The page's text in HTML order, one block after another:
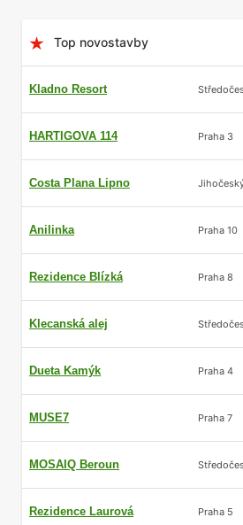
Top novostavby
Kladno Resort
HARTIGOVA 114 Praha 3
Costa Plana Lipno
Anilinka Praha 10
Rezidence Blízká Praha 8
Klecanská alej
Dueta Kamýk Praha 4
MUSE7 Praha 7
MOSAIQ Beroun
Rezidence Laurová Praha 5